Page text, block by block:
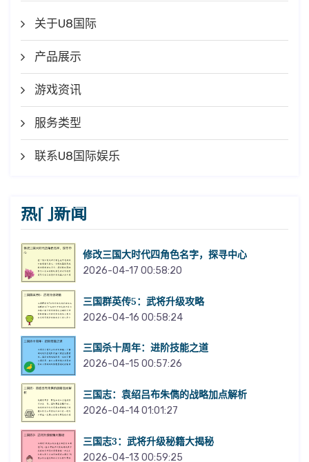
关于U8国际
产品展示
游戏资讯
服务类型
联系U8国际娱乐
热门新闻
修改三国大时代四角色名字，探寻中心
2026-04-17 00:58:20
三国群英传5：武将升级攻略
2026-04-16 00:58:24
三国杀十周年：进阶技能之道
2026-04-15 00:57:26
三国志：袁绍吕布朱儁的战略加点解析
2026-04-14 01:01:27
三国志3：武将升级秘籍大揭秘
2026-04-13 00:59:25